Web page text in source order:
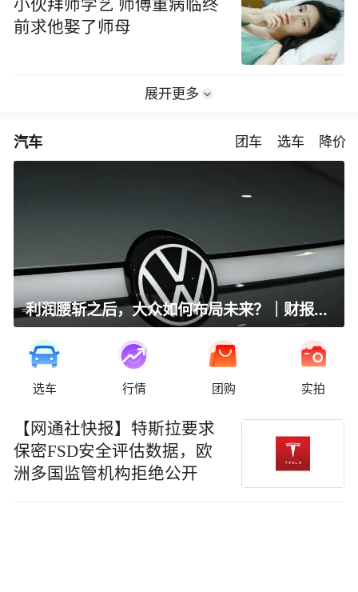
小伙拜师学艺 师傅重病临终
前求他娶了师母
展开更多
汽车 团车 选车 降价
利润腰斩之后，大众如何布局未来？｜财报全视角
选车 行情 团购 实拍
【网通社快报】特斯拉要求
保密FSD安全评估数据，欧
洲多国监管机构拒绝公开